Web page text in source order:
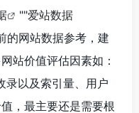
""爱站数据
的网站数据参考，建
站价值评估因素如：
录以及索引量、用户
，最主要还是需要根